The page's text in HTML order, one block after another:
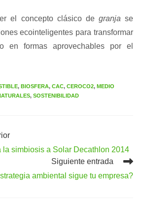
el concepto clásico de granja se
ecointeligentes para transformar
en formas aprovechables por el
, BIOSFERA, CAC, CEROCO2, MEDIO
, SOSTENIBILIDAD
la simbiosis a Solar Decathlon 2014
Siguiente entrada
ambiental sigue tu empresa?